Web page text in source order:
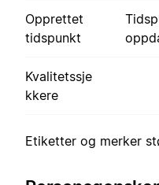
Opprettet
tidspunkt
Kvalitetssje
kkere
Etiketter og merker